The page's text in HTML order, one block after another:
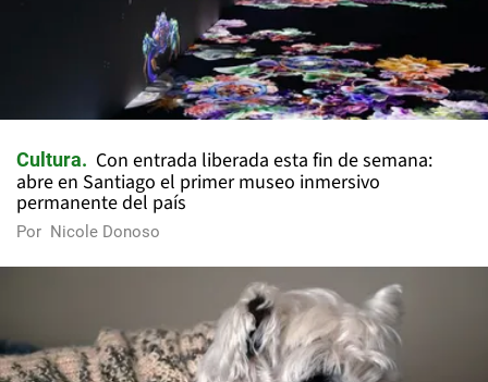
Cultura
Con entrada liberada esta fin de semana:
abre en Santiago el primer museo inmersivo
permanente del país
Por Nicole Donoso